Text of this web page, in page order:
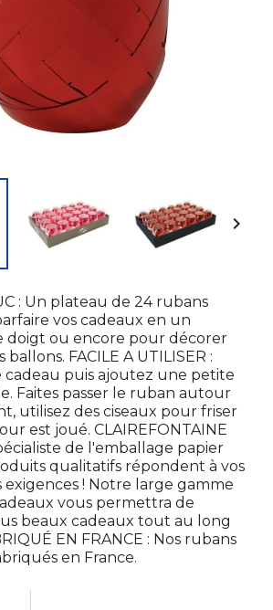

: Un plateau de 24 rubans
vos cadeaux en un
doigt ou encore pour décorer
FACILE A UTILISER :
cadeau puis ajoutez une petite
Faites passer le ruban autour
utilisez des ciseaux pour friser
est joué. CLAIREFONTAINE
de l'emballage papier
qualitatifs répondent à vos
exigences ! Notre large gamme
vous permettra de
beaux cadeaux tout au long
EN FRANCE : Nos rubans
en France.